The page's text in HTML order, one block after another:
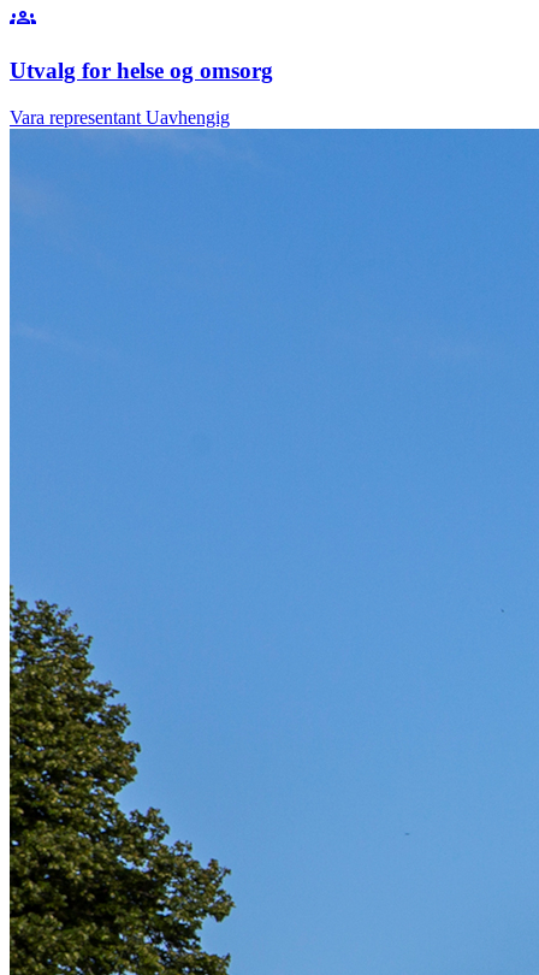
groups
Utvalg for helse og omsorg
Vara representant Uavhengig